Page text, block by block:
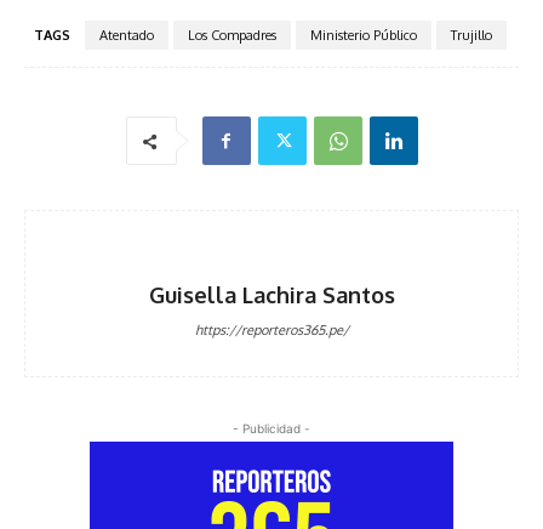
TAGS Atentado Los Compadres Ministerio Público Trujillo
Guisella Lachira Santos
https://reporteros365.pe/
- Publicidad -